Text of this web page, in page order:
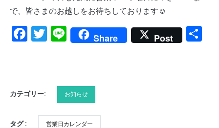
で、皆さまのお越しをお待ちしております☺️
Facebook
Twitter
LineShare Post
カテゴリー: お知らせ
タグ : 営業日カレンダー